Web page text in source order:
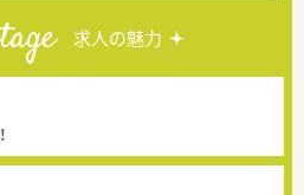
求人の魅力